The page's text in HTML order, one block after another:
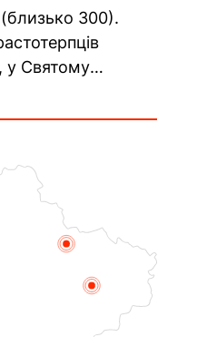
300).
у Святому
архімандрита...